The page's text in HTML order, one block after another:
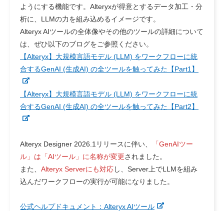
ようにする機能です。Alteryxが得意とするデータ加工・分
析に、LLMの力を組み込めるイメージです。
Alteryx AIツールの全体像やその他のツールの詳細について
は、ぜひ以下のブログをご参照ください。
【Alteryx】大規模言語モデル (LLM) をワークフローに統
合するGenAI (生成AI) の全ツールを触ってみた【Part1】
【Alteryx】大規模言語モデル (LLM) をワークフローに統
合するGenAI (生成AI) の全ツールを触ってみた【Part2】
Alteryx Designer 2026.1リリースに伴い、
「GenAIツー
ル」は「AIツール」に名称が変更されました。
また、 Alteryx Serverにも対応し、Server上でLLMを組み
込んだワークフローの実行が可能になりました。
公式ヘルプドキュメント：Alteryx AIツール